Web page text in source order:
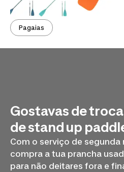
Pagaias
Gostavas de
de stand up
Com o serviço de segunda
compra a tua prancha
para não deitares fora e